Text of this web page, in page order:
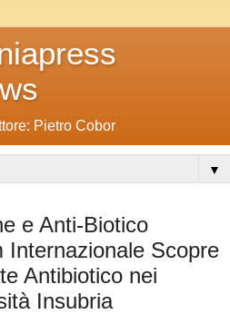
Pietro Cobor
▼
e Anti-Biotico
Internazionale Scopre
Antibiotico nei
Insubria